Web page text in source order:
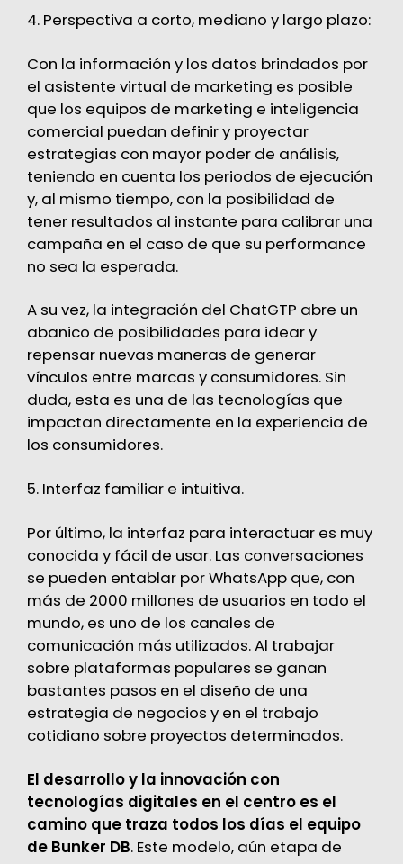
4. Perspectiva a corto, mediano y largo plazo:
Con la información y los datos brindados por
el asistente virtual de marketing es posible
que los equipos de marketing e inteligencia
comercial puedan definir y proyectar
estrategias con mayor poder de análisis,
teniendo en cuenta los periodos de ejecución
y, al mismo tiempo, con la posibilidad de
tener resultados al instante para calibrar una
campaña en el caso de que su performance
no sea la esperada.
A su vez, la integración del ChatGTP abre un
abanico de posibilidades para idear y
repensar nuevas maneras de generar
vínculos entre marcas y consumidores. Sin
duda, esta es una de las tecnologías que
impactan directamente en la experiencia de
los consumidores.
5. Interfaz familiar e intuitiva.
Por último, la interfaz para interactuar es muy
conocida y fácil de usar. Las conversaciones
se pueden entablar por WhatsApp que, con
más de 2000 millones de usuarios en todo el
mundo, es uno de los canales de
comunicación más utilizados. Al trabajar
sobre plataformas populares se ganan
bastantes pasos en el diseño de una
estrategia de negocios y en el trabajo
cotidiano sobre proyectos determinados.
El desarrollo y la innovación con
tecnologías digitales en el centro es el
camino que traza todos los días el equipo
de Bunker DB. Este modelo, aún etapa de